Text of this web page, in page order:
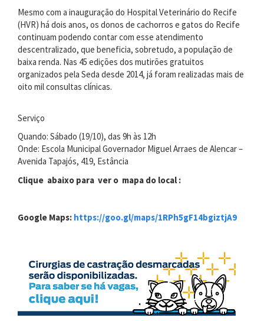
Mesmo com a inauguração do Hospital Veterinário do Recife
(HVR) há dois anos, os donos de cachorros e gatos do Recife
continuam podendo contar com esse atendimento
descentralizado, que beneficia, sobretudo, a população de
baixa renda. Nas 45 edições dos mutirões gratuitos
organizados pela Seda desde 2014, já foram realizadas mais de
oito mil consultas clínicas.
Serviço
Quando: Sábado (19/10), das 9h às 12h
Onde: Escola Municipal Governador Miguel Arraes de Alencar –
Avenida Tapajós, 419, Estância
Clique abaixo para ver o mapa do local :
Google Maps: https://goo.gl/maps/1RPh5gF14bgiztjA9